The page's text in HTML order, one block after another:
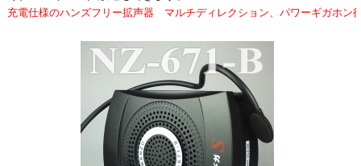
仕様のハンズフリー拡声器 マルチディレクション、パワーギガホン後継機